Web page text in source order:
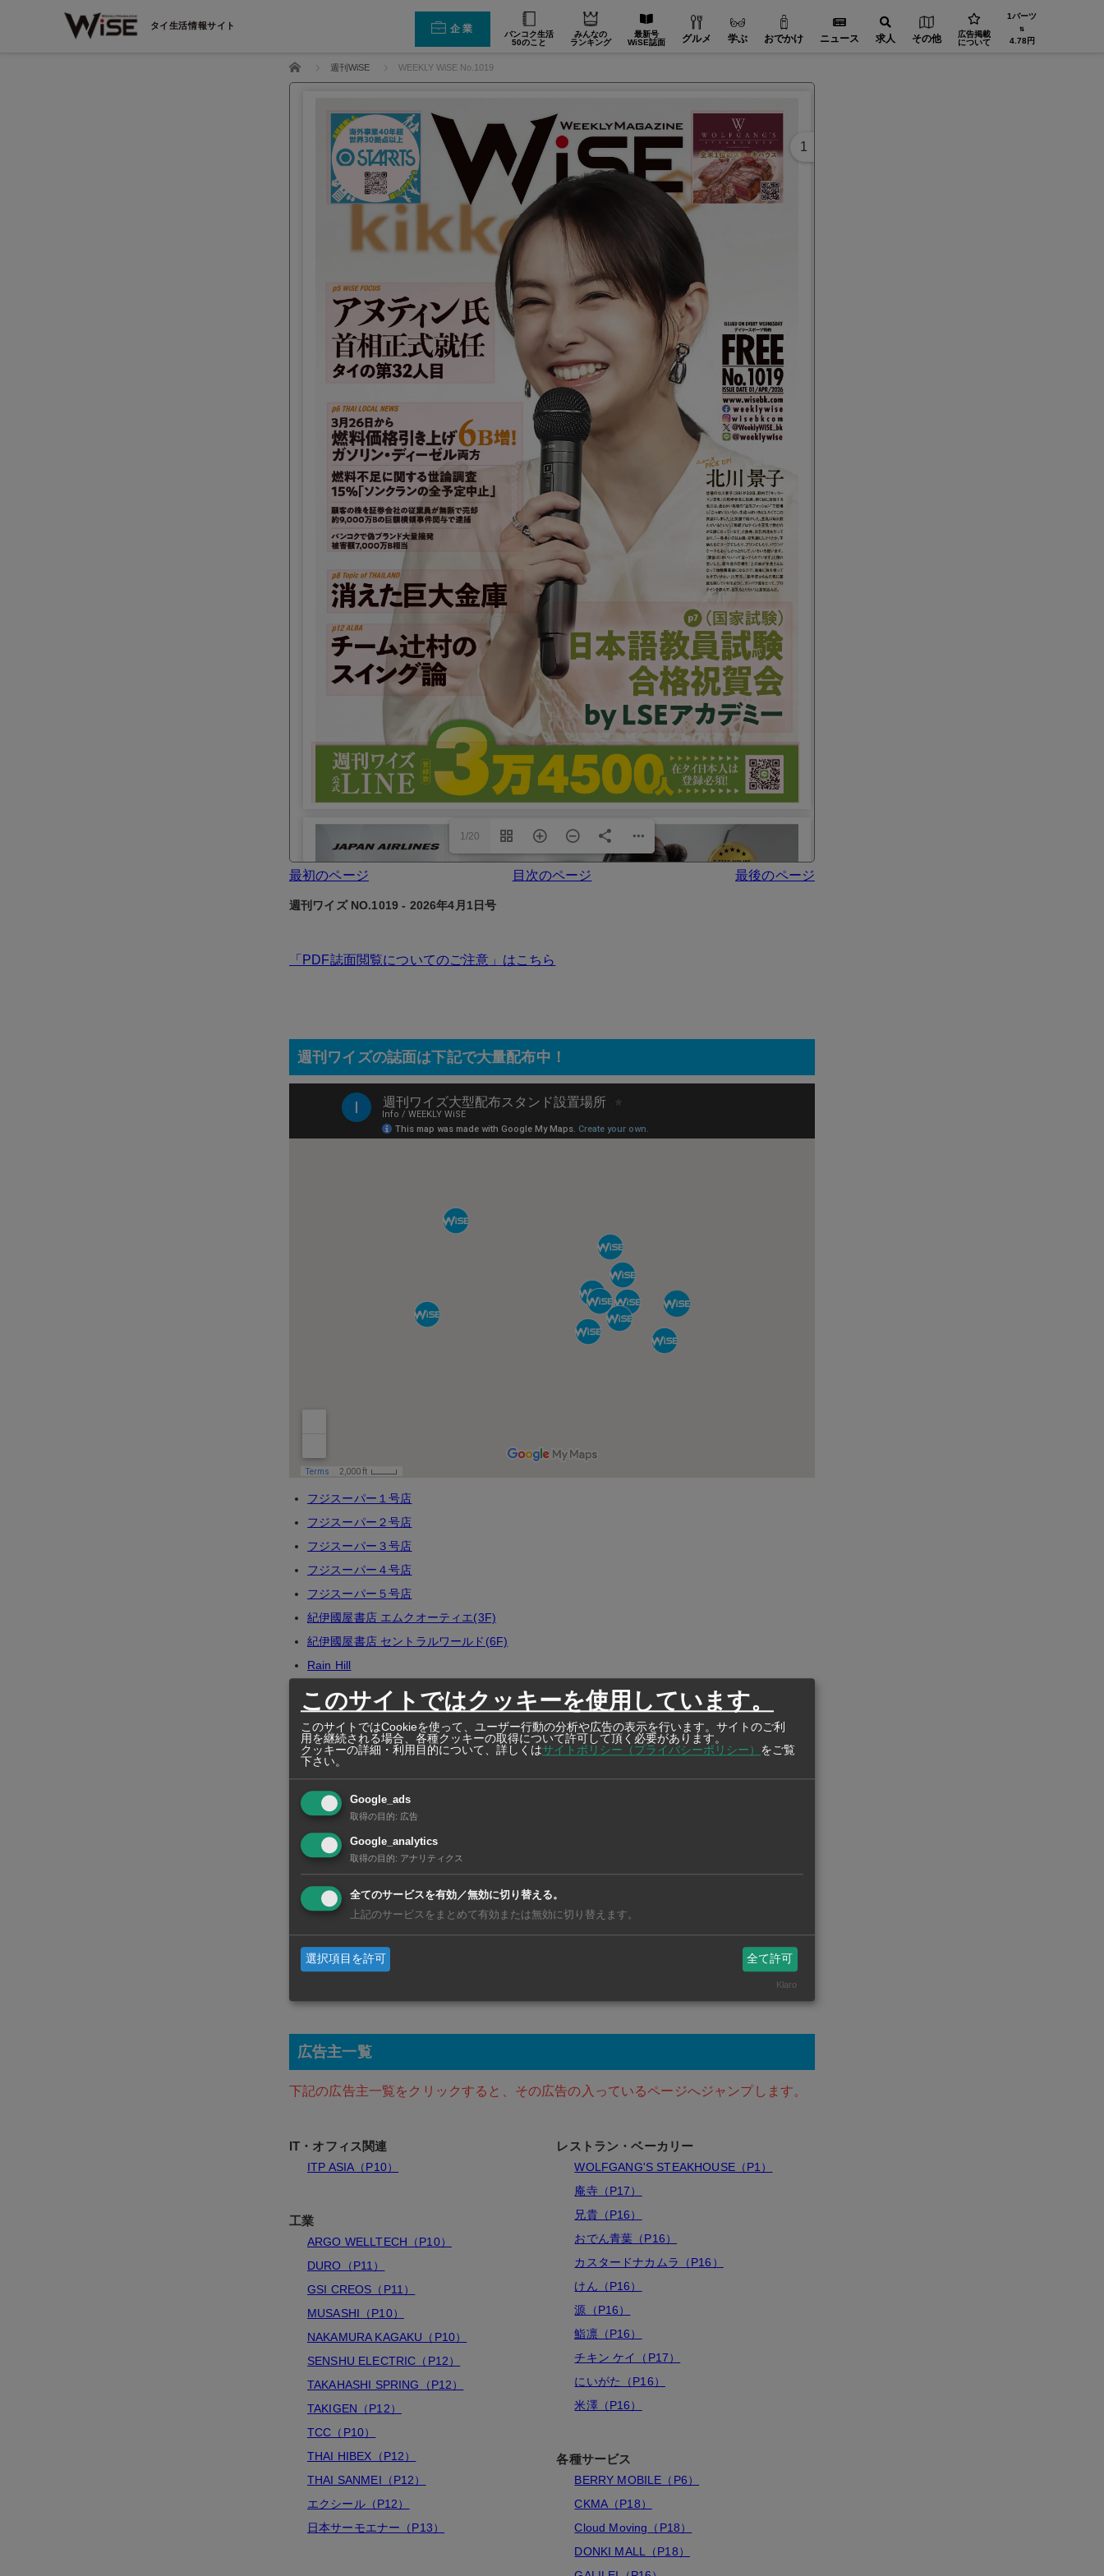
タイ生活情報サイト 企業
バンコク生活
50のこと
みんなの
ランキング
最新号
WiSE誌面
グルメ 学ぶ おでかけ ニュース 求人 その他
広告掲載
について
1バーツ
⇅
4.78円
ホーム 週刊WiSE WEEKLY WiSE No.1019
1
1/20
最初のページ 目次のページ 最後のページ
週刊ワイズ NO.1019 - 2026年4月1日号
「PDF誌面閲覧についてのご注意」はこちら
週刊ワイズの誌面は下記で大量配布中！
フジスーパー１号店
フジスーパー２号店
フジスーパー３号店
フジスーパー４号店
フジスーパー５号店
紀伊國屋書店 エムクオーティエ(3F)
紀伊國屋書店 セントラルワールド(6F)
Rain Hill
MaxValu Park Lane Ekkamai
DON DON DONKI トンロー
DON DON DONKI タニヤ
上記の他、バンコク中心部の飲食店・ヘアサロン・病院などでも無料で配布しています
広告主一覧
下記の広告主一覧をクリックすると、その広告の入っているページへジャンプします。
IT・オフィス関連
ITP ASIA（P10）
工業
ARGO WELLTECH（P10）
DURO（P11）
GSI CREOS（P11）
MUSASHI（P10）
NAKAMURA KAGAKU（P10）
SENSHU ELECTRIC（P12）
TAKAHASHI SPRING（P12）
TAKIGEN（P12）
TCC（P10）
THAI HIBEX（P12）
THAI SANMEI（P12）
エクシール（P12）
日本サーモエナー（P13）
レストラン・ベーカリー
WOLFGANG'S STEAKHOUSE（P1）
庵寺（P17）
兄貴（P16）
おでん青葉（P16）
カスタードナカムラ（P16）
けん（P16）
源（P16）
鮨凛（P16）
チキン ケイ（P17）
にいがた（P16）
米澤（P16）
各種サービス
BERRY MOBILE（P6）
CKMA（P18）
Cloud Moving（P18）
DONKI MALL（P18）
このサイトではクッキーを使用しています。
このサイトではCookieを使って、ユーザー行動の分析や広告の表示を行います。サイトのご利
用を継続される場合、各種クッキーの取得について許可して頂く必要があります。
クッキーの詳細・利用目的について、詳しくはサイトポリシー（プライバシーポリシー） をご覧
下さい。
Google_ads
取得の目的: 広告
Google_analytics
取得の目的: アナリティクス
全てのサービスを有効／無効に切り替える。
上記のサービスをまとめて有効または無効に切り替えます。
選択項目を許可 全て許可
Klaro